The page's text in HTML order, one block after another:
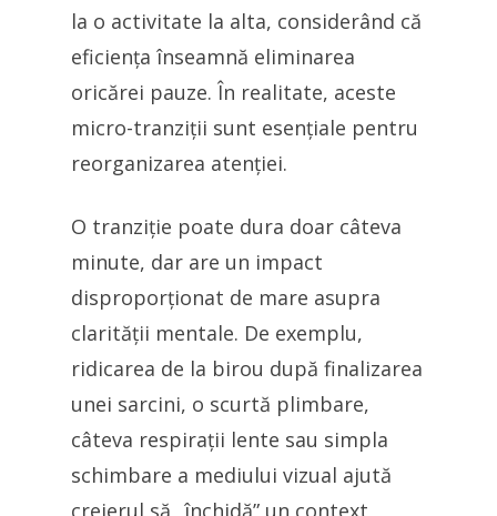
la o activitate la alta, considerând că
eficiența înseamnă eliminarea
oricărei pauze. În realitate, aceste
micro-tranziții sunt esențiale pentru
reorganizarea atenției.
O tranziție poate dura doar câteva
minute, dar are un impact
disproporționat de mare asupra
clarității mentale. De exemplu,
ridicarea de la birou după finalizarea
unei sarcini, o scurtă plimbare,
câteva respirații lente sau simpla
schimbare a mediului vizual ajută
creierul să „închidă” un context